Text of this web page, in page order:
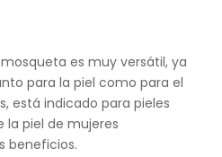
es muy versátil, ya
para la piel como para el
está indicado para pieles
la piel de mujeres
beneficios.